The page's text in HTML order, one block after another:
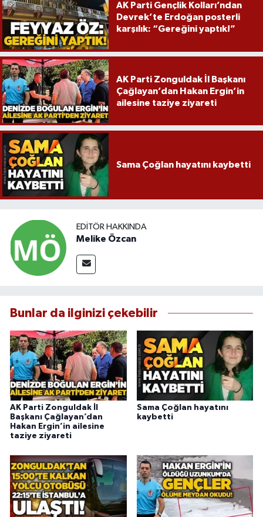
AK Parti Gençlik Kolları’ndan
Devrek’te Erdoğan posterli
karşılık: “Gereğini yaptık!”
AK Parti Zonguldak İl Başkanı
Çağlayan’dan Hakan Ergin’in
ailesine taziye ziyareti
Sama Çoğlan hayatını kaybetti
EDITÖR HAKKINDA
Melike Özcan
Bunlar da ilginizi çekebilir
AK Parti Zonguldak İl
Başkanı Çağlayan’dan
Hakan Ergin’in ailesine
taziye ziyareti
Sama Çoğlan hayatını
kaybetti
SİYASET
Spor
Ulusal
Yaşam